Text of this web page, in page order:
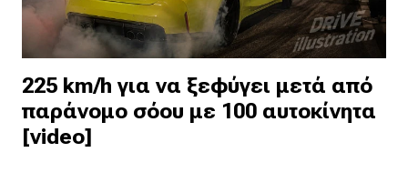
225 km/h για να ξεφύγει μετά από
παράνομο σόου με 100 αυτοκίνητα
[video]